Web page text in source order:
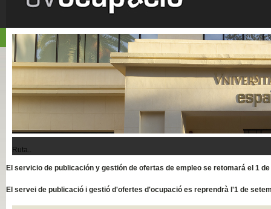
Ruta..
El servicio de publicación y gestión de ofertas de empleo se retomará el 1
El servei de publicació i gestió d'ofertes d'ocupació es reprendrà l'1 de